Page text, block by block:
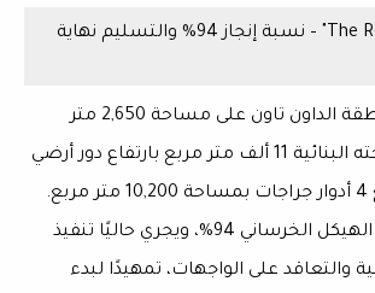
1- مشروع "The Rook" – نسبة إنجاز 94% والتسليم نهاية
الداون تاون على مساحة
2,650 متر
البنائية 11 ألف متر مربع بارتفاع دور أرضي
4 أدوار جراجات بمساحة 10,200 متر مربع
.
الخرساني 94%
، ويجري حاليًا تنفيذ
والتعاقد على الواجهات، تمهيدًا لبدء